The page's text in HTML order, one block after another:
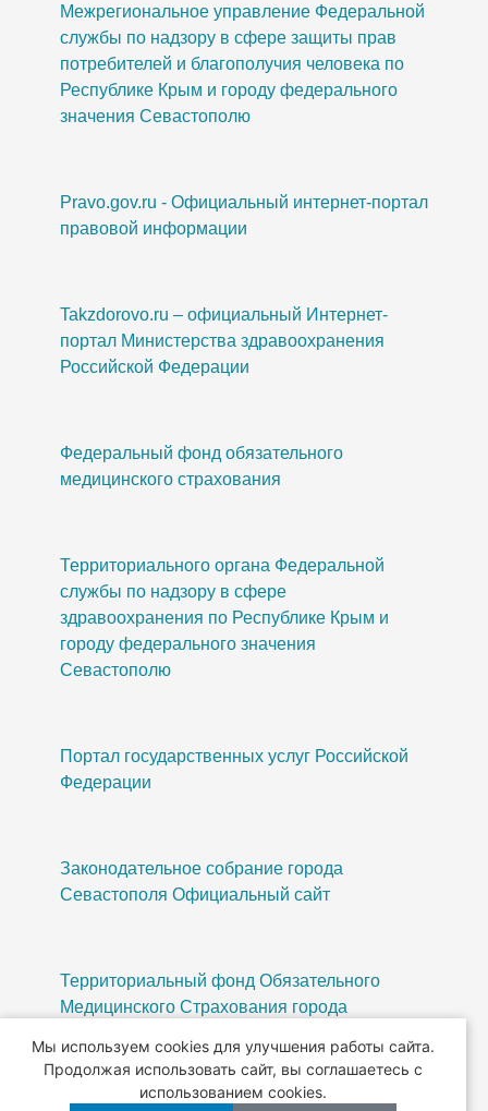
Межрегиональное управление Федеральной
службы по надзору в сфере защиты прав
потребителей и благополучия человека по
Республике Крым и городу федерального
значения Севастополю
Pravo.gov.ru - Официальный интернет-портал
правовой информации
Takzdorovo.ru – официальный Интернет-
портал Министерства здравоохранения
Российской Федерации
Федеральный фонд обязательного
медицинского страхования
Территориального органа Федеральной
службы по надзору в сфере
здравоохранения по Республике Крым и
городу федерального значения
Севастополю
Портал государственных услуг Российской
Федерации
Законодательное собрание города
Севастополя Официальный сайт
Территориальный фонд Обязательного
Медицинского Страхования города
Мы используем cookies для улучшения работы сайта.
Продолжая использовать сайт, вы соглашаетесь с
использованием cookies.